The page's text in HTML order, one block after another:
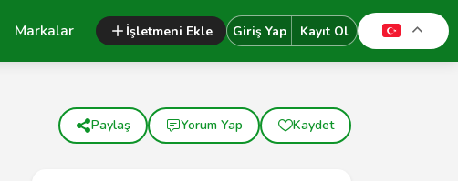
Markalar İşletmeni Ekle Giriş Yap Kayıt Ol
Paylaş Yorum Yap Kaydet